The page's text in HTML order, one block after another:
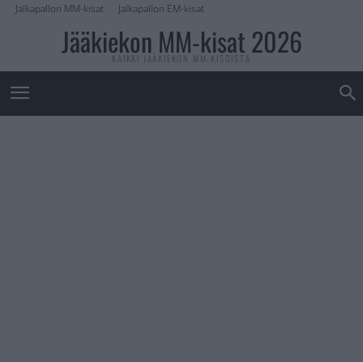
Jalkapallon MM-kisat Jalkapallon EM-kisat
Jääkiekon MM-kisat 2026
KAIKKI JÄÄKIEKON MM-KISOISTA